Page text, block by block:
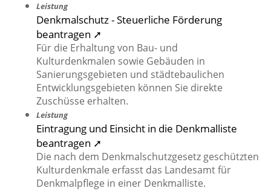
Leistung
Denkmalschutz - Steuerliche Förderung
beantragen ➚
Für die Erhaltung von Bau- und
Kulturdenkmalen sowie Gebäuden in
Sanierungsgebieten und städtebaulichen
Entwicklungsgebieten können Sie direkte
Zuschüsse erhalten.
Leistung
Eintragung und Einsicht in die Denkmalliste
beantragen ➚
Die nach dem Denkmalschutzgesetz geschützten
Kulturdenkmale erfasst das Landesamt für
Denkmalpflege in einer Denkmalliste.